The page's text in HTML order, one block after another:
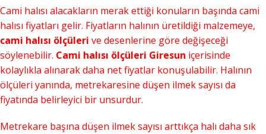
Cami halısı alacakların merak ettiği konuların başında cami
halısı fiyatları gelir. Fiyatların halının üretildiği malzemeye,
cami halısı ölçüleri ve desenlerine göre değişeceği
söylenebilir. Cami halısı ölçüleri Giresun içerisinde
kolaylıkla alınarak daha net fiyatlar konuşulabilir. Halının
ölçüleri yanında, metrekaresine düşen ilmek sayısı da
fiyatında belirleyici bir unsurdur.
Metrekare başına düşen ilmek sayısı arttıkça halı daha sık